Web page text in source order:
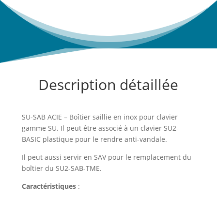
Description détaillée
SU-SAB ACIE – Boîtier saillie en inox pour clavier
gamme SU. Il peut être associé à un clavier SU2-
BASIC plastique pour le rendre anti-vandale.
Il peut aussi servir en SAV pour le remplacement du
boîtier du SU2-SAB-TME.
Caractéristiques: